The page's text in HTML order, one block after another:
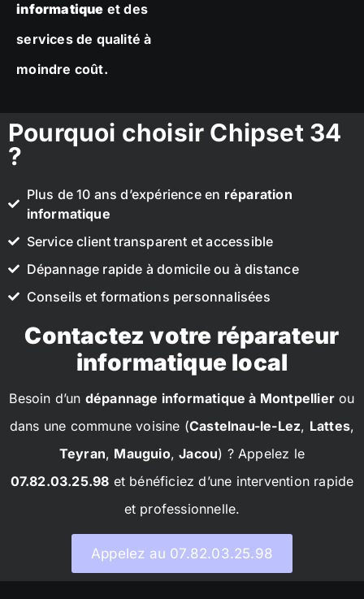
informatique et des
services de qualité à
moindre coût.
Pourquoi choisir Chipset 34
?
Plus de 10 ans d’expérience en réparation
informatique
Service client transparent et accessible
Dépannage rapide à domicile ou à distance
Conseils et formations personnalisées
Contactez votre réparateur
informatique local
Besoin d’un dépannage informatique à Montpellier ou
dans une commune voisine (Castelnau-le-Lez, Lattes,
Teyran, Mauguio,Jacou) ? Appelez le
07.82.03.25.98 et bénéficiez d’une intervention rapide
et professionnelle.
Appelez au 07.82.03.25.98